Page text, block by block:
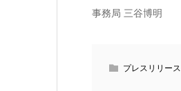
事務局 三谷博明
プレスリリース